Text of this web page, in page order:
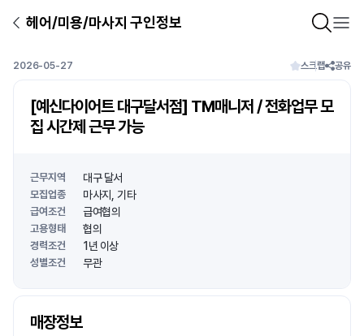
헤어/미용/마사지 구인정보
2026-05-27 스크랩 공유
[예신다이어트 대구달서점] TM매니저 / 전화업무 모
집 시간제 근무 가능
근무지역 대구 달서
모집업종 마사지 기타
급여조건 급여협의
고용형태 협의
경력조건 1년 이상
성별조건 무관
매장정보